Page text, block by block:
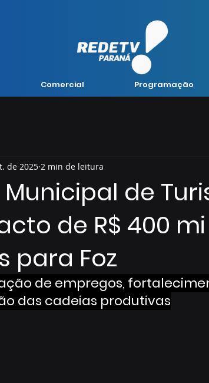
Comercial Programação
de
de R$ 400
para Foz
de 2025 2 min de leitura
de empregos,
das cadeias produtivas